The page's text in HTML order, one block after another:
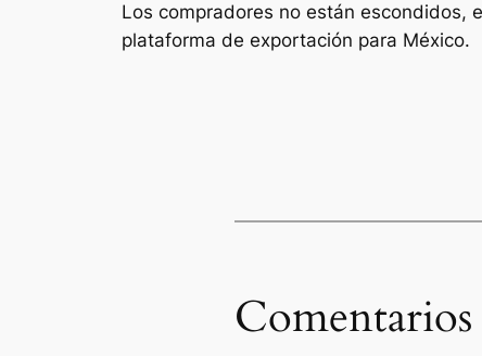
Los compradores no están escondidos,
plataforma de exportación para México.
Comentarios